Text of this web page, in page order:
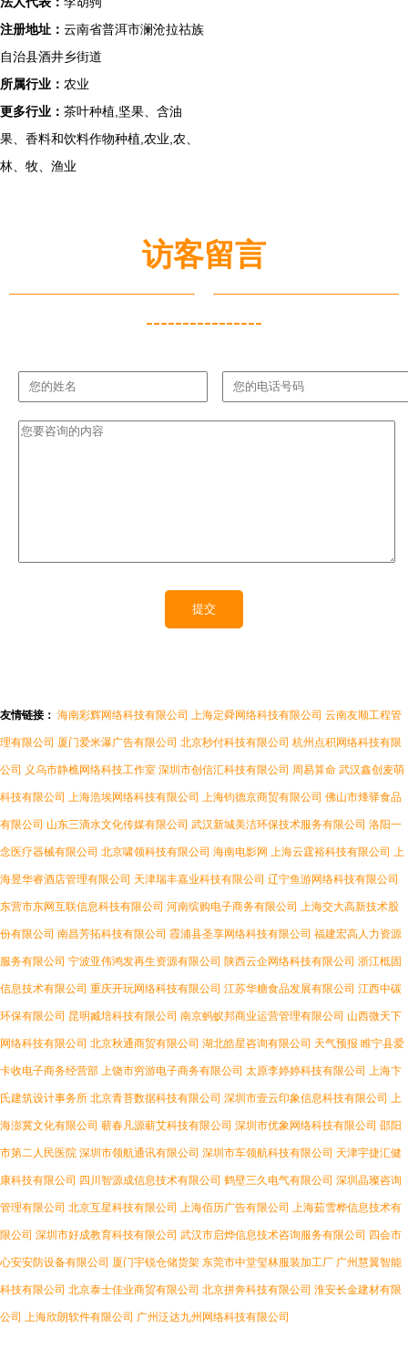
注册地址： 云南省普洱市澜沧拉祜族
自治县酒井乡街道
所属行业： 农业
更多行业： 茶叶种植,坚果、含油
果、香料和饮料作物种植,农业,农、
林、牧、渔业
访客留言
----------------
友情链接： 海南彩辉网络科技有限公司 上海定舜网络科技有限公司 云南友顺工程管
理有限公司 厦门爱米瀑广告有限公司 北京秒付科技有限公司 杭州点积网络科技有限
公司 义乌市静樵网络科技工作室 深圳市创信汇科技有限公司 周易算命 武汉鑫创麦萌
科技有限公司 上海浩埃网络科技有限公司 上海钧德京商贸有限公司 佛山市烽驿食品
有限公司 山东三滴水文化传媒有限公司 武汉新城美洁环保技术服务有限公司 洛阳一
念医疗器械有限公司 北京啸领科技有限公司 海南电影网 上海云霆裕科技有限公司 上
海昱华睿酒店管理有限公司 天津瑞丰嘉业科技有限公司 辽宁鱼游网络科技有限公司
东营市东网互联信息科技有限公司 河南缤购电子商务有限公司 上海交大高新技术股
份有限公司 南昌芳拓科技有限公司 霞浦县圣享网络科技有限公司 福建宏高人力资源
服务有限公司 宁波亚伟鸿发再生资源有限公司 陕西云企网络科技有限公司 浙江柢固
信息技术有限公司 重庆开玩网络科技有限公司 江苏华糖食品发展有限公司 江西中碳
环保有限公司 昆明臧培科技有限公司 南京蚂蚁邦商业运营管理有限公司 山西微天下
网络科技有限公司 北京秋通商贸有限公司 湖北皓星咨询有限公司 天气预报 睢宁县爱
卡收电子商务经营部 上饶市穷游电子商务有限公司 太原李婷婷科技有限公司 上海卞
氏建筑设计事务所 北京青苔数据科技有限公司 深圳市壹云印象信息科技有限公司 上
海澎冀文化有限公司 蕲春凡源蕲艾科技有限公司 深圳市优象网络科技有限公司 邵阳
市第二人民医院 深圳市领航通讯有限公司 深圳市车领航科技有限公司 天津宇捷汇健
康科技有限公司 四川智源成信息技术有限公司 鹤壁三久电气有限公司 深圳晶璨咨询
管理有限公司 北京互星科技有限公司 上海佰历广告有限公司 上海茹雪桦信息技术有
限公司 深圳市好成教育科技有限公司 武汉市启烨信息技术咨询服务有限公司 四会市
心安安防设备有限公司 厦门宇锐仓储货架 东莞市中堂玺林服装加工厂 广州慧翼智能
科技有限公司 北京泰士佳业商贸有限公司 北京拼奔科技有限公司 淮安长金建材有限
公司 上海欣朗软件有限公司 广州泛达九州网络科技有限公司